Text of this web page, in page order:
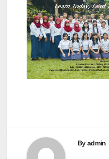
Byadmin